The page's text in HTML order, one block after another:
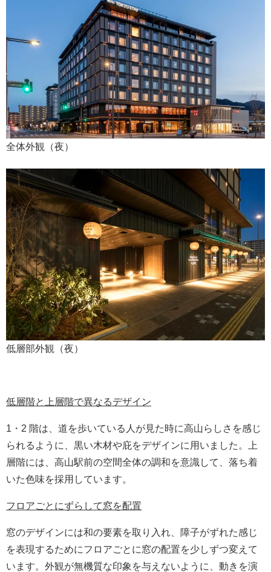
全体外観（夜）
低層部外観（夜）
低層階と上層階で異なるデザイン
1・2 階は、道を歩いている人が見た時に高山らしさを感じ
られるように、黒い木材や庇をデザインに用いました。上
層階には、高山駅前の空間全体の調和を意識して、落ち着
いた色味を採用しています。
フロアごとにずらして窓を配置
窓のデザインには和の要素を取り入れ、障子がずれた感じ
を表現するためにフロアごとに窓の配置を少しずつ変えて
います。外観が無機質な印象を与えないように、動きを演